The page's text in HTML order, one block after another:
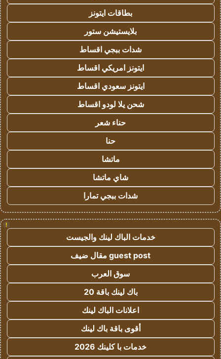
بطاقات ايتونز
بلايستيشن ستور
شدات ببجي اقساط
ايتونز امريكي اقساط
ايتونز سعودي اقساط
شحن يلا لودو اقساط
حناء شعر
حنا
ماتشا
شاي ماتشا
شدات ببجي تمارا
!
خدمات الباك لينك والجيست
guest post مقال ضيف
سوق العرب
باك لينك باقة 20
اعلانات الباك لينك
أقوى باقة باك لينك
خدمات با كلينك 2026